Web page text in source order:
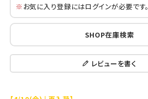
※ お気に入り登録にはログインが必要です。
SHOP在庫検索
レビューを書く